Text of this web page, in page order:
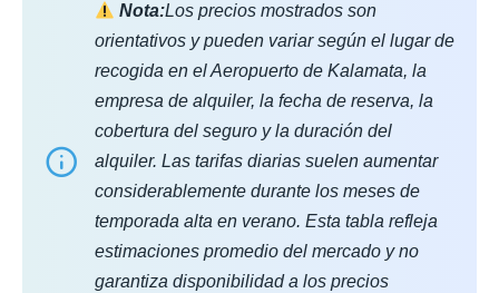
Nota:Los precios mostrados son
orientativos y pueden variar según el lugar de
recogida en el Aeropuerto de Kalamata, la
empresa de alquiler, la fecha de reserva, la
cobertura del seguro y la duración del
alquiler. Las tarifas diarias suelen aumentar
considerablemente durante los meses de
temporada alta en verano. Esta tabla refleja
estimaciones promedio del mercado y no
garantiza disponibilidad a los precios